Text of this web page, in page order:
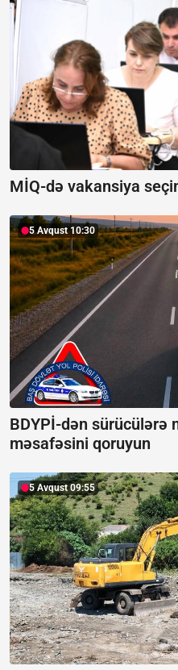
MİQ-də vakansiya
5 Avqust 10:30
BDYPİ-dən sürücülərə
məsafəsini qoruyun
5 Avqust 09:55